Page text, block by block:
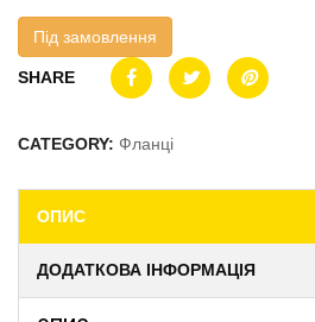
Під замовлення
SHARE
CATEGORY: Фланці
ОПИС
ДОДАТКОВА ІНФОРМАЦІЯ